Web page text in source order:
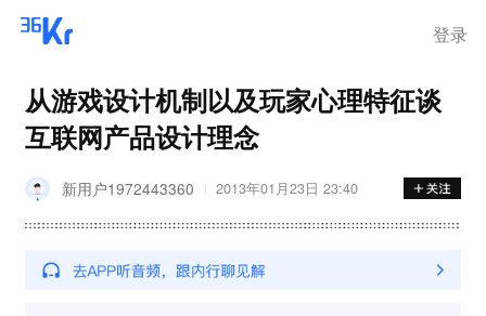
登录
从游戏设计机制以及玩家心理特征谈
互联网产品设计理念
新用户1972443360 2013年01月23日 23:40